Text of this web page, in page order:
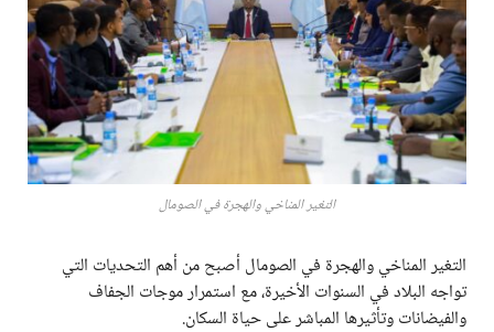
التغير المناخي والهجرة في الصومال
التغير المناخي والهجرة في الصومال أصبح من أهم التحديات التي
تواجه البلاد في السنوات الأخيرة، مع استمرار موجات الجفاف
والفيضانات وتأثيرها المباشر على حياة السكان.